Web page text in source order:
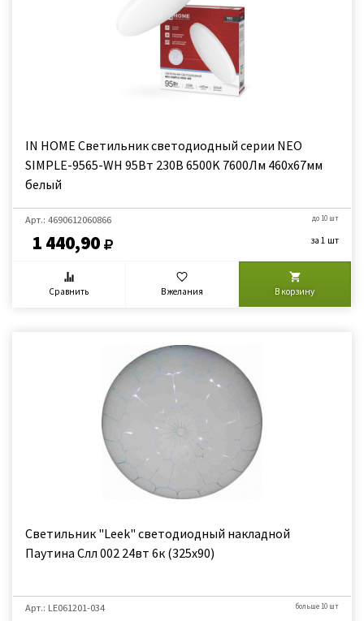
IN HOME Светильник светодиодный серии NEO
SIMPLE-9565-WH 95Вт 230В 6500K 7600Лм 460x67мм
белый
Арт.: 4690612060866
1 440,90
до 10 шт
за 1 шт
Сравнить В желания В корзину
Светильник "Leek" светодиодный накладной
Паутина Слл 002 24вт 6к (325x90)
Арт.: LE061201-034 больше 10 шт